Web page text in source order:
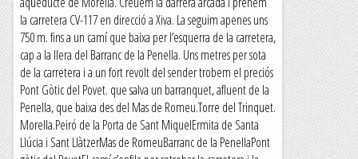
la carretera CV-117 en direcció a Xiva. La seguim apenes uns
750 m. fins a un camí que baixa per l’esquerra de la carretera,
cap a la llera del Barranc de la Penella. Uns metres per sota
de la carretera i a un fort revolt del sender trobem el preciós
Pont Gòtic del Povet. que salva un barranquet, afluent de la
Penella, que baixa des del Mas de Romeu.Torre del Trinquet.
Morella.Peiró de la Porta de Sant MiquelErmita de Santa
Llúcia i Sant LlàtzerMas de RomeuBarranc de la PenellaPont